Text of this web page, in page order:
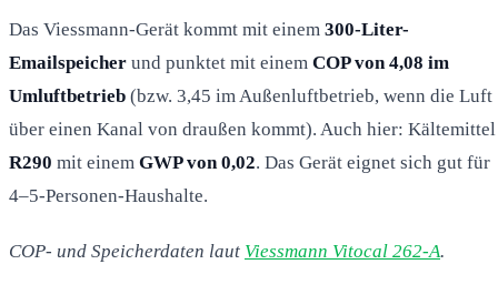
Das Viessmann-Gerät kommt mit einem 300-Liter-
Emailspeicher und punktet mit einem COP von 4,08 im
Umluftbetrieb (bzw. 3,45 im Außenluftbetrieb, wenn die Luft
über einen Kanal von draußen kommt). Auch hier: Kältemittel
R290 mit einem GWP von 0,02. Das Gerät eignet sich gut für
4–5-Personen-Haushalte.
COP- und Speicherdaten laut Viessmann Vitocal 262-A.